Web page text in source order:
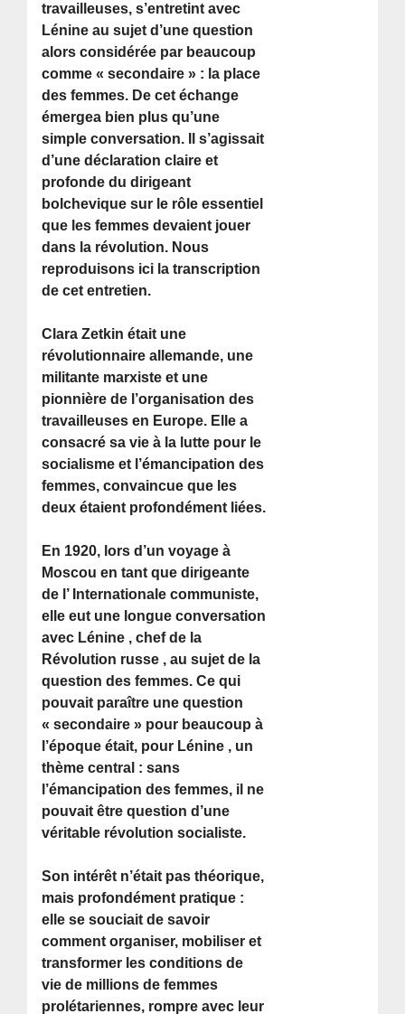
travailleuses, s’entretint avec
Lénine au sujet d’une question
alors considérée par beaucoup
comme « secondaire » : la place
des femmes. De cet échange
émergea bien plus qu’une
simple conversation. Il s’agissait
d’une déclaration claire et
profonde du dirigeant
bolchevique sur le rôle essentiel
que les femmes devaient jouer
dans la révolution. Nous
reproduisons ici la transcription
de cet entretien.
Clara Zetkin était une
révolutionnaire allemande, une
militante marxiste et une
pionnière de l’organisation des
travailleuses en Europe. Elle a
consacré sa vie à la lutte pour le
socialisme et l’émancipation des
femmes, convaincue que les
deux étaient profondément liées.
En 1920, lors d’un voyage à
Moscou en tant que dirigeante
de l’ Internationale communiste,
elle eut une longue conversation
avec Lénine , chef de la
Révolution russe , au sujet de la
question des femmes. Ce qui
pouvait paraître une question
« secondaire » pour beaucoup à
l’époque était, pour Lénine , un
thème central : sans
l’émancipation des femmes, il ne
pouvait être question d’une
véritable révolution socialiste.
Son intérêt n’était pas théorique,
mais profondément pratique :
elle se souciait de savoir
comment organiser, mobiliser et
transformer les conditions de
vie de millions de femmes
prolétariennes, rompre avec leur